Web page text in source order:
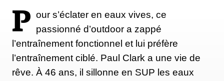
P our s’éclater en eaux vives, ce
passionné d’outdoor a zappé
l’entraînement fonctionnel et lui préfère
l’entraînement ciblé. Paul Clark a une vie de
rêve. À 46 ans, il sillonne en SUP les eaux